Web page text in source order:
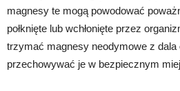
magnesy te mogą powodować
połknięte lub wchłonięte przez
trzymać magnesy neodymowe z dala
przechowywać je w bezpiecznym